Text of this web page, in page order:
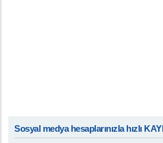
Sosyal medya hesaplarınızla hızlı